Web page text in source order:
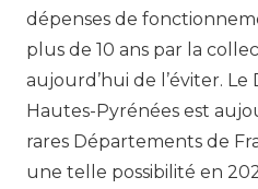
dépenses de
plus de 10 ans par la
aujourd’hui de l’éviter.
Hautes-Pyrénées est
rares Départements de
une telle possibilité en